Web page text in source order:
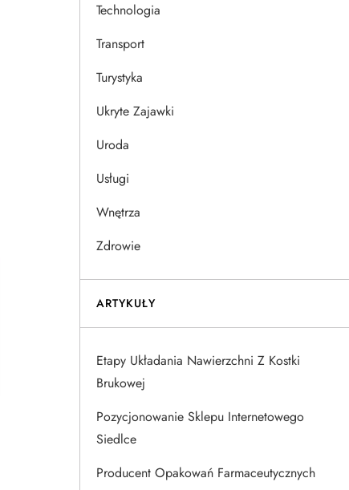
Technologia
Transport
Turystyka
Ukryte Zajawki
Uroda
Usługi
Wnętrza
Zdrowie
ARTYKUŁY
Etapy Układania Nawierzchni Z Kostki
Brukowej
Pozycjonowanie Sklepu Internetowego
Siedlce
Producent Opakowań Farmaceutycznych